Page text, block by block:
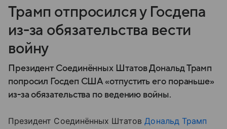
Трамп отпросился у Госдепа
из-за обязательства вести
войну
Президент Соединённых Штатов Дональд Трамп
попросил Госдеп США «отпустить его пораньше»
из-за обязательства по ведению войны.
Президент Соединённых ШтатовДональд Трамп